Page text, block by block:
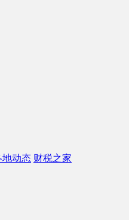
地动态 财税之家